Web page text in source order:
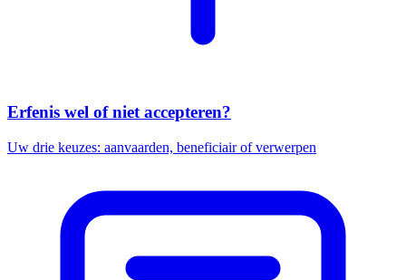
Erfenis wel of niet accepteren?
Uw drie keuzes: aanvaarden, beneficiair of verwerpen